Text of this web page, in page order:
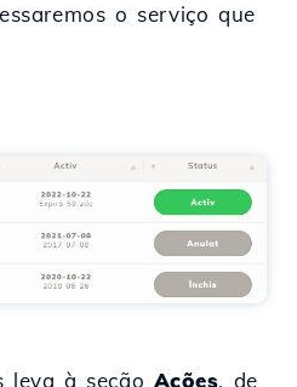
o serviço que
leva à seçãoAções, de